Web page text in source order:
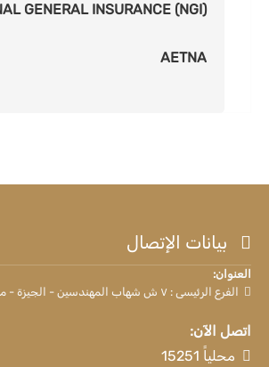
GENERAL INSURANCE (NGI)
AETNA
بيانات الإتصال
العنوان:
الفرع الرئيسى : ٧ ش شهاب المهندسين - الجيزة - مصر
اتصل الآن:
محلياً 15251